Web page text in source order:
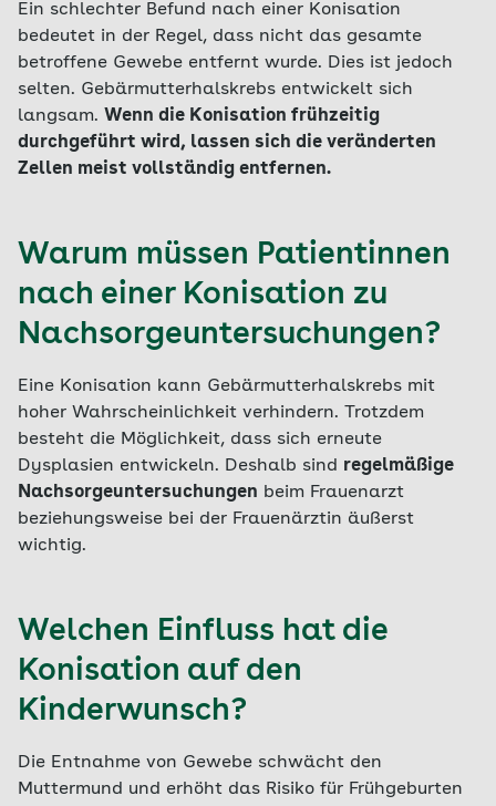
Ein schlechter Befund nach einer Konisation
bedeutet in der Regel, dass nicht das gesamte
betroffene Gewebe entfernt wurde. Dies ist jedoch
selten. Gebärmutterhalskrebs entwickelt sich
langsam. Wenn die Konisation frühzeitig
durchgeführt wird, lassen sich die veränderten
Zellen meist vollständig entfernen.
Warum müssen Patientinnen
nach einer Konisation zu
Nachsorgeuntersuchungen?
Eine Konisation kann Gebärmutterhalskrebs mit
hoher Wahrscheinlichkeit verhindern. Trotzdem
besteht die Möglichkeit, dass sich erneute
Dysplasien entwickeln. Deshalb sind regelmäßige
Nachsorgeuntersuchungen beim Frauenarzt
beziehungsweise bei der Frauenärztin äußerst
wichtig.
Welchen Einfluss hat die
Konisation auf den
Kinderwunsch?
Die Entnahme von Gewebe schwächt den
Muttermund und erhöht das Risiko für Frühgeburten